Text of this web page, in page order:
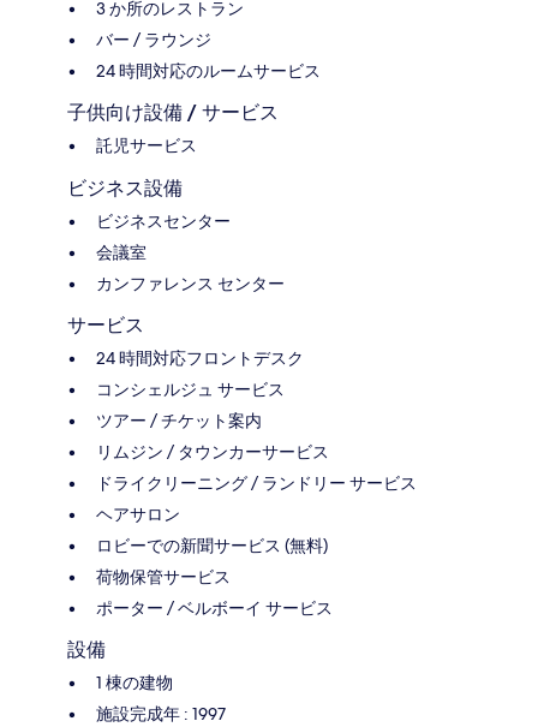
3 か所のレストラン
バー / ラウンジ
24 時間対応のルームサービス
子供向け設備 / サービス
託児サービス
ビジネス設備
ビジネスセンター
会議室
カンファレンス センター
サービス
24 時間対応フロントデスク
コンシェルジュ サービス
ツアー / チケット案内
リムジン / タウンカーサービス
ドライクリーニング / ランドリー サービス
ヘアサロン
ロビーでの新聞サービス (無料)
荷物保管サービス
ポーター / ベルボーイ サービス
設備
1 棟の建物
施設完成年 : 1997